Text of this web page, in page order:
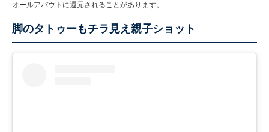
オールアバウトに還元されることがあります。
脚のタトゥーもチラ見え親子ショット